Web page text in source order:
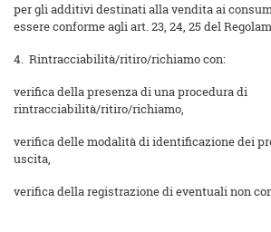
per gli additivi destinati alla vendita ai
essere conforme agli art. 23, 24, 25 del
4. Rintracciabilità/ritiro/richiamo con:
verifica della presenza di una procedura di
rintracciabilità/ritiro/richiamo,
verifica delle modalità di identificazione dei
uscita,
verifica della registrazione di eventuali non